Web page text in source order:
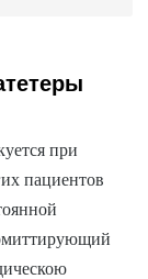
при
пациентов